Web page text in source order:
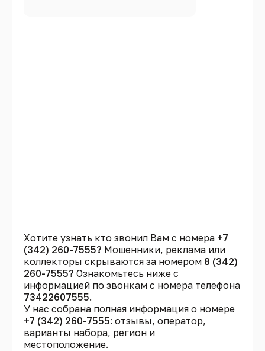
Хотите узнать кто звонил Вам с номера +7
(342) 260-7555? Мошенники, реклама или
коллекторы скрываются за номером 8 (342)
260-7555? Ознакомьтесь ниже с
информацией по звонкам с номера телефона
73422607555.
У нас собрана полная информация о номере
+7 (342) 260-7555: отзывы, оператор,
варианты набора, регион и
местоположение.